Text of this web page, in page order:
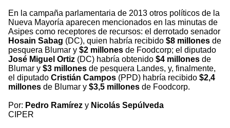
En la campaña parlamentaria de 2013 otros políticos de la
Nueva Mayoría aparecen mencionados en las minutas de
Asipes como receptores de recursos: el derrotado senador
Hosain Sabag (DC), quien habría recibido $8 millones de
pesquera Blumar y $2 millones de Foodcorp; el diputado
José Miguel Ortiz (DC) habría obtenido $4 millones de
Blumar y $3 millones de pesquera Landes, y, finalmente,
el diputado Cristián Campos (PPD) habría recibido $2,4
millones de Blumar y $3,5 millones de Foodcorp.
Por: Pedro Ramírez y Nicolás Sepúlveda
CIPER